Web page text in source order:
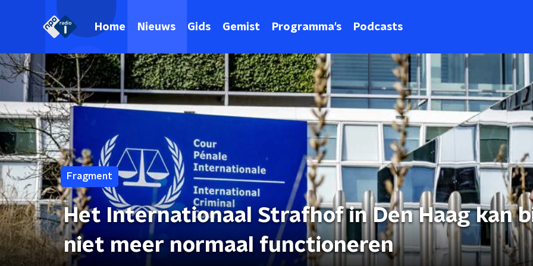
Home Nieuws Gids Gemist Programma's Podcasts
Fragment
Het Internationaal Strafhof in Den Haag kan
niet meer normaal functioneren